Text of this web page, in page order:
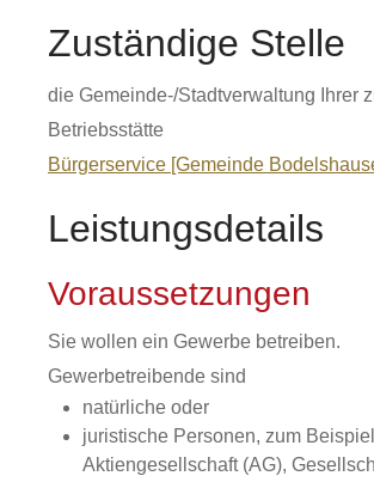
Zuständige Stelle
die Gemeinde-/Stadtverwaltung Ihrer
Betriebsstätte
Bürgerservice [Gemeinde
Leistungsdetails
Voraussetzungen
Sie wollen ein Gewerbe betreiben.
Gewerbetreibende sind
natürliche oder
juristische Personen, zum Beispiel
Aktiengesellschaft (AG),